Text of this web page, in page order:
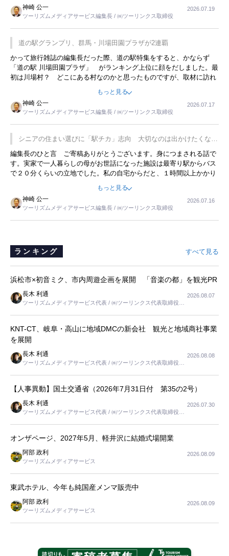
神崎 公一
ツーリズムメディアサービス編集長 / ㈱ツーリンクス取締役
2026.07.19
道の駅グランプリ、群馬・川場田園プラザが2連覇
かって旅行雑誌の編集長だった際、道の駅特集をすると、かならず
「道の駅 川場田園プラザ」 がランキング上位に顔をだしました。最
初は川場村？ どこにある村なのかと思ったものですが、取材に訪れ
永井 彰一社長にインタビューしたら、興味深い話が次々が飛び出しま
した。プレゼンも巧みで、今でも思い出すことが２つあります。一つ
は、従業員に東京ディズニーランドを見学させ、サービス業、接客業
の何かを理解してもらっていることです。 もう一つは1800円もする
プレミアムヨーグルトを販売するにあたり、社内に懸念もあったそう
です。永井社長は、駐車場に都内ナンバーの高級外車が停まっている
ことに目をつけ、高級商品でも売れると確信したそうです。今回の記
事を懐かしく読みました。
もっと見る
神崎 公一
ツーリズムメディアサービス編集長 / ㈱ツーリンクス取締役
2026.07.17
シニアの住まい選びに「駅チカ」志向 大切なのは出かけたくなる
暮らし
編集長のひと言 ご寄稿ありがとうございます。身につまされる話で
す。実家で一人暮らしの母がお世話になった施設は最寄り駅からバス
で２０分くらいの立地でした。私の自宅からだと、１時間以上かかり
ました。母の住まいから近いという理由で、その施設を選択したので
すが、私と妹にとっては、半日仕事ででした。シニアの住まい選び
は、当人だけではなく、世話をする家族の足の便も考えない外池ない
と思いました。
もっと見る
神崎 公一
ツーリズムメディアサービス編集長 / ㈱ツーリンクス取締役
2026.07.16
ランキング すべて見る
浜松市×初音ミク、市内周遊企画を展開 「音楽の都」を観光PR
長木 利通
ツーリズムメディアサービス代表 / ㈱ツーリンクス代表取締役社
2026.08.07
KNT-CT、岐阜・高山に地域DMCの新会社 観光と地域商社事業
を展開
長木 利通
ツーリズムメディアサービス代表 / ㈱ツーリンクス代表取締役社
2026.08.08
【人事異動】国土交通省（2026年7月31日付 第35の2号）
長木 利通
ツーリズムメディアサービス代表 / ㈱ツーリンクス代表取締役社
2026.07.30
オンザページ、2027年5月、軽井沢に結婚式場開業
阿部 政利
ツーリズムメディアサービス
2026.08.09
東武ホテル、今年も純国産メンマ販売中
阿部 政利
ツーリズムメディアサービス
2026.08.09